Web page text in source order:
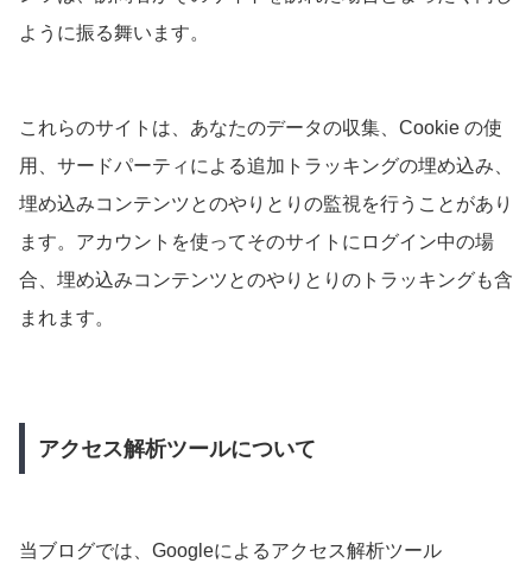
ように振る舞います。
これらのサイトは、あなたのデータの収集、Cookie の使
用、サードパーティによる追加トラッキングの埋め込み、
埋め込みコンテンツとのやりとりの監視を行うことがあり
ます。アカウントを使ってそのサイトにログイン中の場
合、埋め込みコンテンツとのやりとりのトラッキングも含
まれます。
アクセス解析ツールについて
当ブログでは、Googleによるアクセス解析ツール